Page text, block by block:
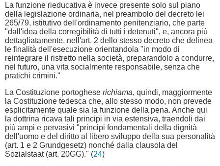
La funzione rieducativa è invece presente solo sul piano
della legislazione ordinaria, nel preambolo del decreto lei
265/79, istitutivo dell'ordinamento penitenziario, che parte
"dall'idea della corregibilità di tutti i detenuti", e, ancora più
dettagliatamente, nell'art. 2 dello stesso decreto che delinea
le finalità dell'esecuzione orientandola "in modo di
reintegrare il ristretto nella società, preparandolo a condurre,
nel futuro, una vita socialmente responsabile, senza che
pratichi crimini."
La Costituzione portoghese richiama, quindi, maggiormente
la Costituzione tedesca che, allo stesso modo, non prevede
esplicitamente quale sia la funzione della pena. Anche qui
la dottrina ricava tali principi in via estensiva, traendoli dai
più ampi e pervasivi "principi fondamentali della dignità
dell'uomo e del diritto al libero sviluppo della sua personalità
(art. 1 e 2 Grundgesetz) nonché dalla clausola del
Sozialstaat (art. 20GG)." (24)